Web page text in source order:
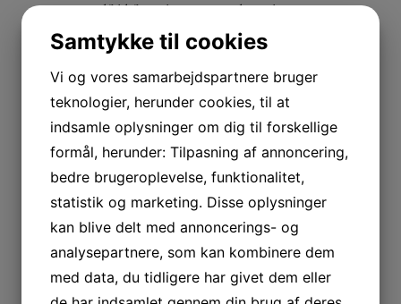
Udfyld formularen, så vender vi hurtigt
tilbage til dig. Vi bestræber os på at
svare inden for 24 timer, men ofte er vi
endnu hurtigere!
Dit
navn
Din
e-
Dit
telefonnummer
Samtykke til cookies
Vi og vores samarbejdspartnere bruger
teknologier, herunder cookies, til at
indsamle oplysninger om dig til forskellige
formål, herunder: Tilpasning af annoncering,
bedre brugeroplevelse, funktionalitet,
statistik og marketing. Disse oplysninger
kan blive delt med annoncerings- og
analysepartnere, som kan kombinere dem
med data, du tidligere har givet dem eller